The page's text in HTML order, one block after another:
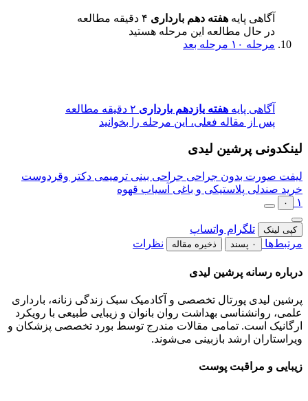
آگاهی پایه هفته دهم بارداری ۴ دقیقه مطالعه
در حال مطالعه این مرحله هستید
مرحله ۱۰
مرحله بعد
آگاهی پایه هفته یازدهم بارداری ۲ دقیقه مطالعه
پس از مقاله فعلی، این مرحله را بخوانید
لینکدونی پرشین لیدی
لیفت صورت بدون جراحی جراحی بینی ترمیمی دکتر وقردوست
خرید صندلی پلاستیکی و باغی آسیاب قهوه
۱
۰
کپی لینک تلگرام واتساپ
مرتبط‌ها
۰ پسند ذخیره مقاله نظرات
درباره رسانه پرشین لیدی
پرشین لیدی پورتال تخصصی و آکادمیک سبک زندگی زنانه، بارداری
علمی، روانشناسی بهداشت روان بانوان و زیبایی طبیعی با رویکرد
ارگانیک است. تمامی مقالات مندرج توسط بورد تخصصی پزشکان و
ویراستاران ارشد بازبینی می‌شوند.
زیبایی و مراقبت پوست